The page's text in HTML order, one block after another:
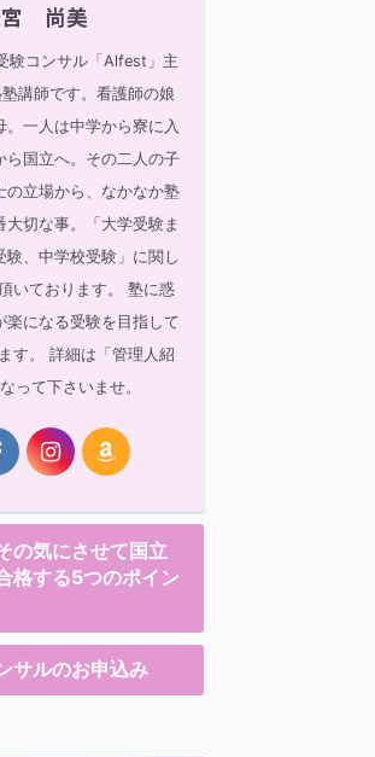
宮 尚美
験コンサル「Alfest」主
講師です。看護師の娘
。一人は中学から寮に入
ら国立へ。その二人の子
の立場から、なかなか塾
切な事。「大学受験ま
験、中学校受験」に関し
いております。 塾に惑
楽になる受験を目指して
す。 詳細は「管理人紹
って下さいませ。
の気にさせて国立
格する5つのポイン
サルのお申込み